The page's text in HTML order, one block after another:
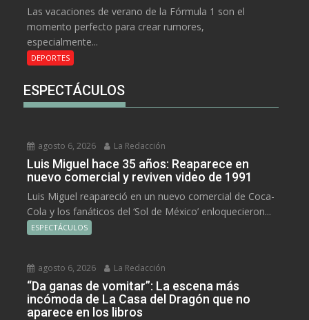
Las vacaciones de verano de la Fórmula 1 son el
momento perfecto para crear rumores,
especialmente...
DEPORTES
ESPECTÁCULOS
agosto 6, 2026 La Redacción
Luis Miguel hace 35 años: Reaparece en
nuevo comercial y reviven video de 1991
Luis Miguel reapareció en un nuevo comercial de Coca-
Cola y los fanáticos del ‘Sol de México’ enloquecieron...
ESPECTÁCULOS
agosto 6, 2026 La Redacción
“Da ganas de vomitar”: La escena más
incómoda de La Casa del Dragón que no
aparece en los libros